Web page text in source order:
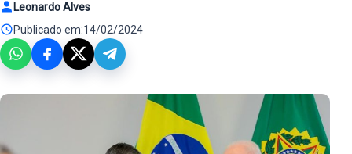
Leonardo Alves
Publicado em:14/02/2024